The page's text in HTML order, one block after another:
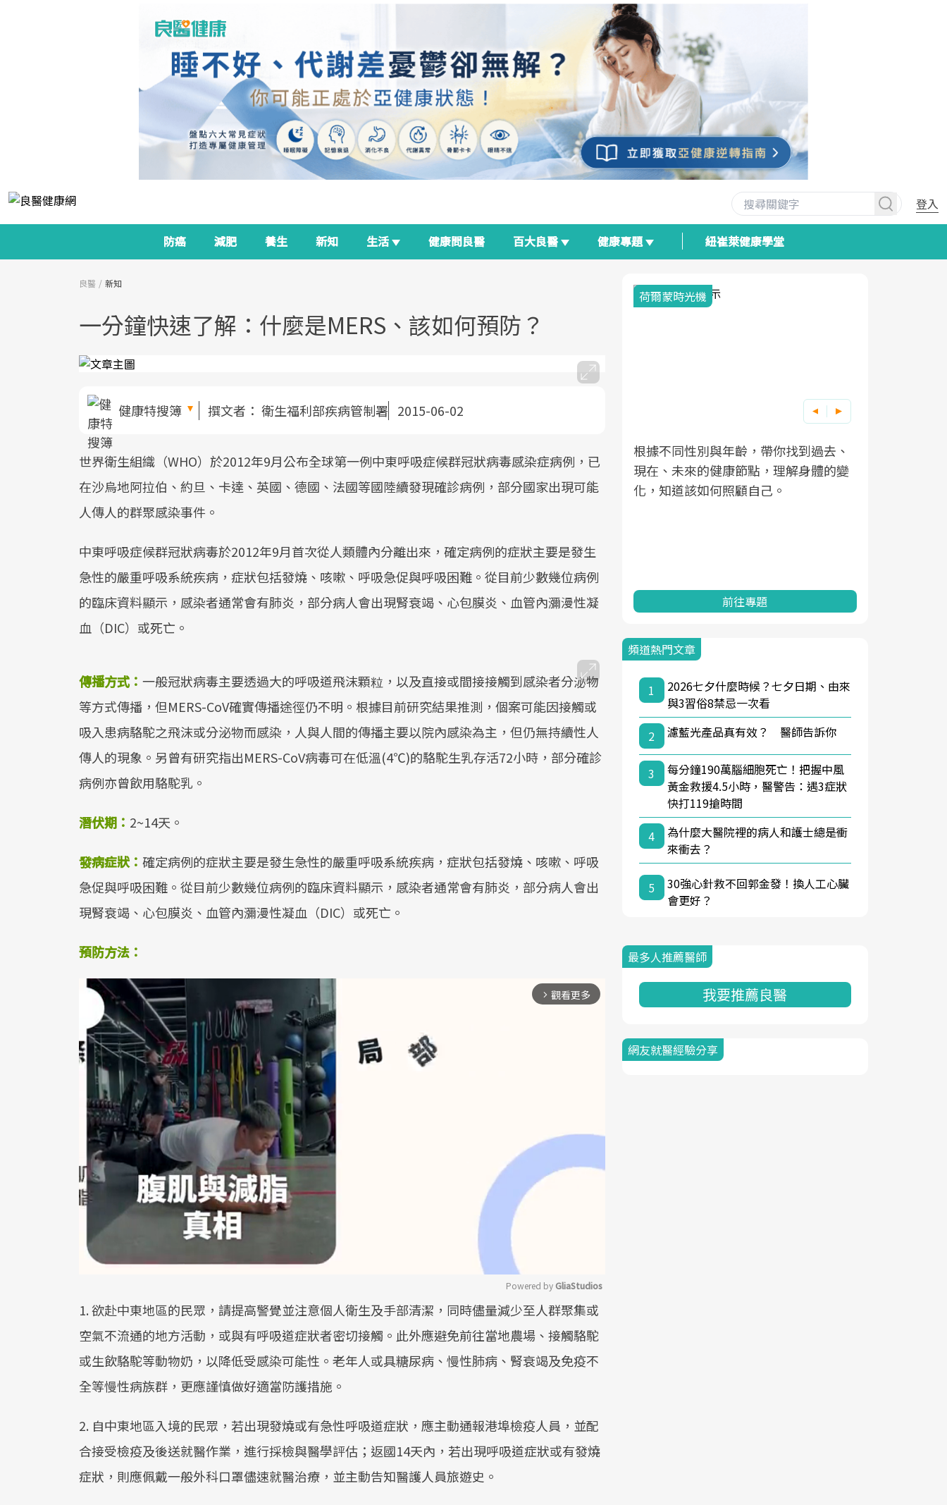
登入
防癌 減肥 養生 新知 生活 健康問良醫 百大良醫 健康專題 紐崔萊健康學堂
良醫 新知
一分鐘快速了解：什麼是MERS、該如何預防？
健康特搜簿 撰文者： 衛生福利部疾病管制署 2015-06-02
世界衛生組織（WHO）於2012年9月公布全球第一例中東呼吸症候群冠狀病毒感染症病例，已
在沙烏地阿拉伯、約旦、卡達、英國、德國、法國等國陸續發現確診病例，部分國家出現可能
人傳人的群聚感染事件。
中東呼吸症候群冠狀病毒於2012年9月首次從人類體內分離出來，確定病例的症狀主要是發生
急性的嚴重呼吸系統疾病，症狀包括發燒、咳嗽、呼吸急促與呼吸困難。從目前少數幾位病例
的臨床資料顯示，感染者通常會有肺炎，部分病人會出現腎衰竭、心包膜炎、血管內瀰漫性凝
血（DIC）或死亡。
傳播方式： 一般冠狀病毒主要透過大的呼吸道飛沫顆粒，以及直接或間接接觸到感染者分泌物
等方式傳播，但MERS-CoV確實傳播途徑仍不明。根據目前研究結果推測，個案可能因接觸或
吸入患病駱駝之飛沫或分泌物而感染，人與人間的傳播主要以院內感染為主，但仍無持續性人
傳人的現象。另曾有研究指出MERS-CoV病毒可在低溫(4℃)的駱駝生乳存活72小時，部分確診
病例亦曾飲用駱駝乳。
潛伏期： 2~14天。
發病症狀： 確定病例的症狀主要是發生急性的嚴重呼吸系統疾病，症狀包括發燒、咳嗽、呼吸
急促與呼吸困難。從目前少數幾位病例的臨床資料顯示，感染者通常會有肺炎，部分病人會出
現腎衰竭、心包膜炎、血管內瀰漫性凝血（DIC）或死亡。
預防方法：
arrow_forward_ios 觀看更多
Mute
Powered by GliaStudios
1. 欲赴中東地區的民眾，請提高警覺並注意個人衛生及手部清潔，同時儘量減少至人群聚集或
空氣不流通的地方活動，或與有呼吸道症狀者密切接觸。此外應避免前往當地農場、接觸駱駝
或生飲駱駝等動物奶，以降低受感染可能性。老年人或具糖尿病、慢性肺病、腎衰竭及免疫不
全等慢性病族群，更應謹慎做好適當防護措施。
2. 自中東地區入境的民眾，若出現發燒或有急性呼吸道症狀，應主動通報港埠檢疫人員，並配
合接受檢疫及後送就醫作業，進行採檢與醫學評估；返國14天內，若出現呼吸道症狀或有發燒
症狀，則應佩戴一般外科口罩儘速就醫治療，並主動告知醫護人員旅遊史。
邁向「健康照護」的新時代。隨著國家
政策如「健康台灣推動委員會」與「長
療院所的服務，更是民眾了解自身健康
狀況、啟動健康管理的重要起點。
前往專題
健康新生活」，從講座、體驗到運動，
全面啟動你的健康革命！
前往專題
發，透過醫學觀點與日常感受的對話，
建立對亞健康的認知，進而引導實際的
前往專題
現在、未來的健康節點，理解身體的變
化，知道該如何照顧自己。
前往專題
2025健檢服務大調查
因應超高齡社會來臨，良醫健康網推動
「2025年健檢服務大調查」，以倡議健
康促進為目的，深耕健康篩檢之於台灣
前往專題
頻道熱門文章
1
2026七夕什麼時候？七夕日期、由來
與3習俗8禁忌一次看
2
濾藍光產品真有效？ 醫師告訴你
3
每分鐘190萬腦細胞死亡！把握中風
黃金救援4.5小時，醫警告：遇3症狀
快打119搶時間
4
為什麼大醫院裡的病人和護士總是衝
來衝去？
5
30強心針救不回郭金發！換人工心臟
會更好？
最多人推薦醫師
我要推薦良醫
網友就醫經驗分享